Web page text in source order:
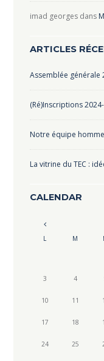
imad georgesdans
ARTICLES
Assemblée générale
(Ré)Inscriptions
Notre équipe
La vitrine du TEC :
CALENDAR
L M
3 4
10 11
17 18
24 25